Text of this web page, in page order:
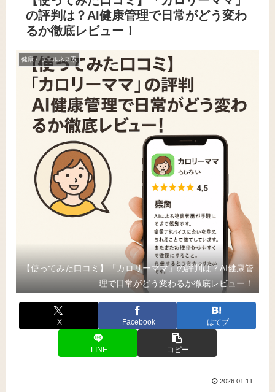
の評判は？AI健康管理で日常がどう変わ
るか徹底レビュー！
健康・ウェルネス系
【使ってみた口コミ】「カロリーママ」の評判は？AI健康管
理で日常がどう変わるか徹底レビュー！
X Facebook はてブ
LINE コピー
2026.01.11